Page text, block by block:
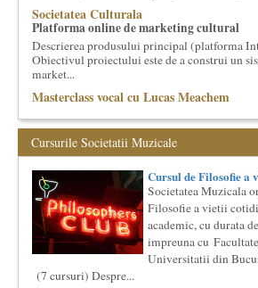
Societatea Culturala
Platforma online de marketing cultural
Descrierea produsului principal (platforma
Obiectivul proiectului este de a construi un
market...
Masterclass vocal cu Lucas Meachem
concertul de la Atheneul Roman al Societatii
aprilie,...
umanitatii
Societatea Muzicala organizeaza un curs de
universala: „Marile texte si marile batalii
cu...
Cursul de Cinematografie universala
Societatea Muzicala organizeaza un curs de
cinematografica. Este un curs concentrat si
Cursurile Societatii Muzicale
Cursul de Filosofie a
Societatea Muzicala
Filosofie a vietii
academic, cu durata
impreuna cu
Universitatii din
(7 cursuri) Despre...